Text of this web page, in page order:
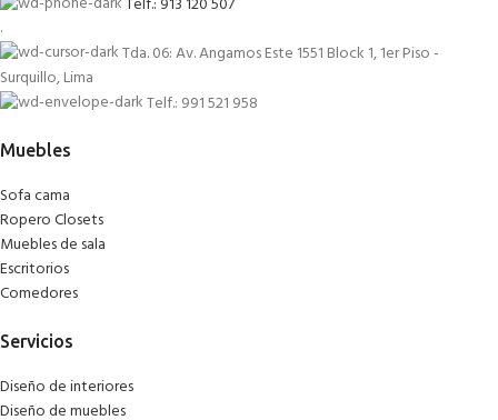
.
Tda. 06: Av. Angamos Este 1551 Block 1, 1er Piso -
Surquillo, Lima
Telf.: 991 521 958
Muebles
Sofa cama
Ropero Closets
Muebles de sala
Escritorios
Comedores
Servicios
Diseño de interiores
Diseño de muebles